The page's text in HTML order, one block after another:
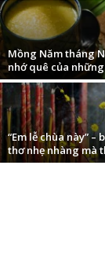
Mồng Năm tháng
nhớ quê của
“Em lễ chùa này” –
thơ nhẹ nhàng mà